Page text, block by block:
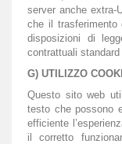
server anche extra-
che il trasferimento
disposizioni di
contrattuali
G) UTILIZZO
Questo sito web
testo che possono
efficiente
il corretto